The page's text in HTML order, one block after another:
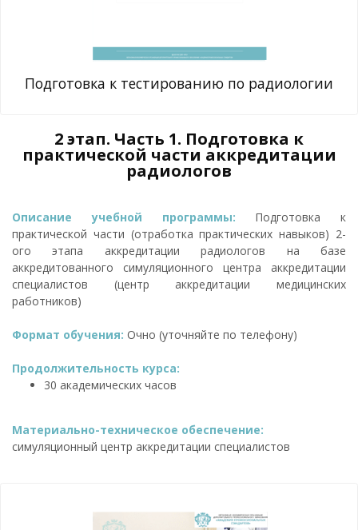
Подготовка к тестированию по радиологии
2 этап. Часть 1. Подготовка к
практической части аккредитации
радиологов
Описание учебной программы: Подготовка к
практической части (отработка практических навыков) 2-
ого этапа аккредитации радиологов на базе
аккредитованного симуляционного центра аккредитации
специалистов (центр аккредитации медицинских
работников)
Формат обучения: Очно (уточняйте по телефону)
Продолжительность курса:
30 академических часов
Материально-техническое обеспечение:
симуляционный центр аккредитации специалистов